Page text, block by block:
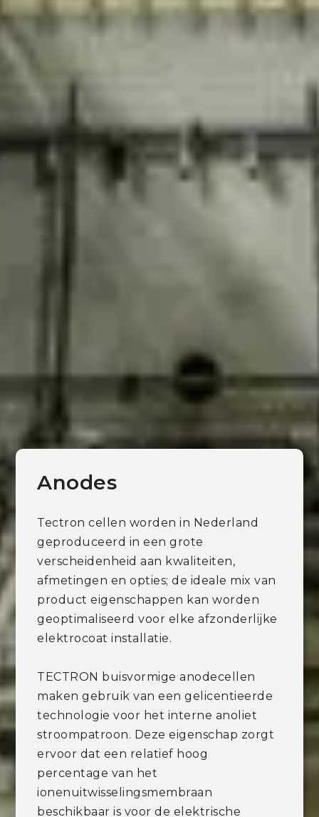
Anodes
Tectron cellen worden in Nederland
geproduceerd in een grote
verscheidenheid aan kwaliteiten,
afmetingen en opties; de ideale mix van
product eigenschappen kan worden
geoptimaliseerd voor elke afzonderlijke
elektrocoat installatie.
TECTRON buisvormige anodecellen
maken gebruik van een gelicentieerde
technologie voor het interne anoliet
stroompatroon. Deze eigenschap zorgt
ervoor dat een relatief hoog
percentage van het
ionenuitwisselingsmembraan
beschikbaar is voor de elektrische